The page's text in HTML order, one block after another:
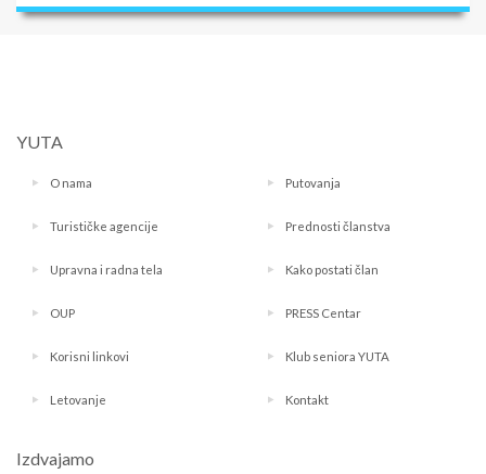
YUTA
O nama Putovanja
Turističke agencije Prednosti članstva
Upravna i radna tela Kako postati član
OUP PRESS Centar
Korisni linkovi Klub seniora YUTA
Letovanje Kontakt
Izdvajamo